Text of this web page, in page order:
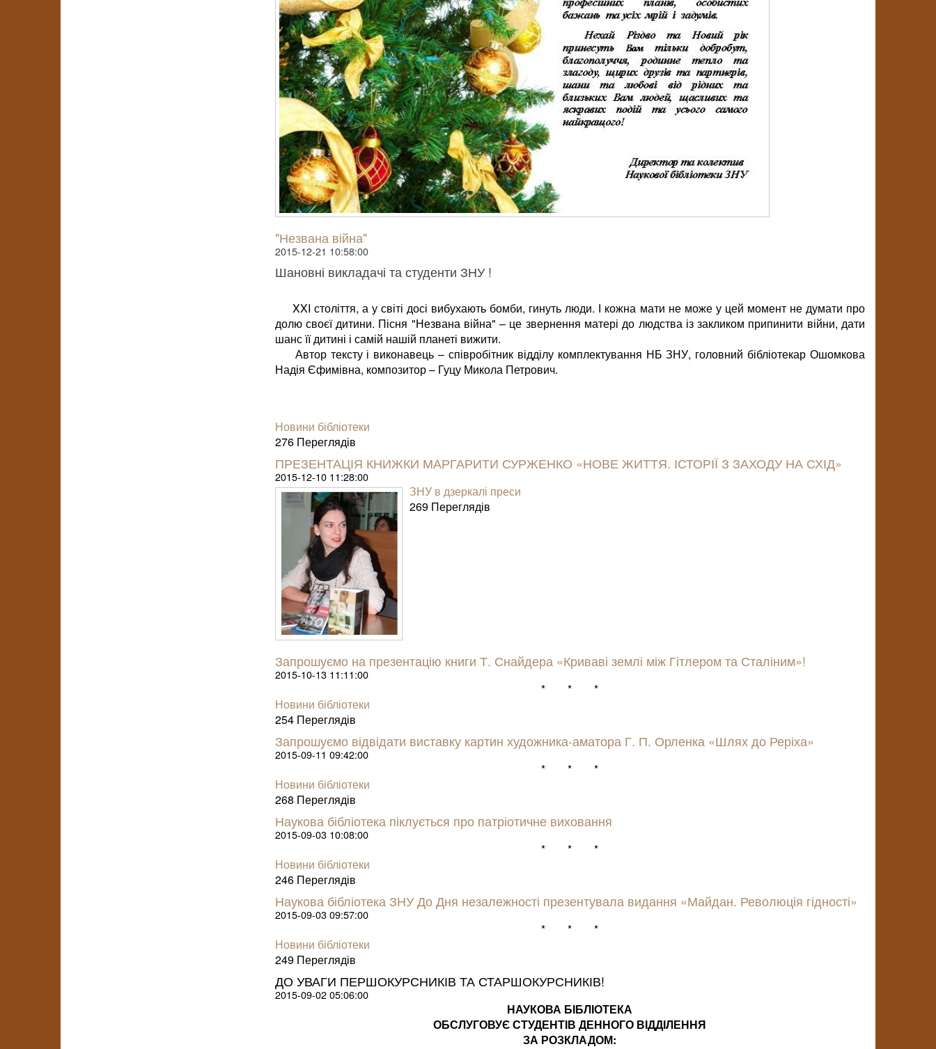
"Незвана війна"
2015-12-21 10:58:00
Шановні викладачі та студенти ЗНУ !
XXI століття, а у світі досі вибухають бомби, гинуть люди. І кожна мати не може у цей момент не думати про
долю своєї дитини. Пісня "Незвана війна" – це звернення матері до людства із закликом припинити війни, дати
шанс її дитині і самій нашій планеті вижити.
Автор тексту і виконавець – співробітник відділу комплектування НБ ЗНУ, головний бібліотекар Ошомкова
Надія Єфимівна, композитор – Гуцу Микола Петрович.
Новини бібліотеки
276 Пере­гля­дів
ПРЕЗЕНТАЦІЯ КНИЖКИ МАРГАРИТИ СУРЖЕНКО «НОВЕ ЖИТТЯ. ІСТОРІЇ З ЗАХОДУ НА СХІД»
2015-12-10 11:28:00
ЗНУ в дзеркалі преси
269 Пере­гля­дів
Запрошуємо на презентацію книги Т. Снайдера «Криваві землі між Гітлером та Сталіним»!
2015-10-13 11:11:00
* * *
Новини бібліотеки
254 Пере­гля­дів
Запрошуємо відвідати виставку картин художника-аматора Г. П. Орленка «Шлях до Реріха»
2015-09-11 09:42:00
* * *
Новини бібліотеки
268 Пере­гля­дів
Наукова бібліотека піклується про патріотичне виховання
2015-09-03 10:08:00
* * *
Новини бібліотеки
246 Пере­гля­дів
Наукова бібліотека ЗНУ До Дня незалежності презентувала видання «Майдан. Революція гідності»
2015-09-03 09:57:00
* * *
Новини бібліотеки
249 Пере­гля­дів
ДО УВАГИ ПЕРШОКУРСНИКІВ ТА СТАРШОКУРСНИКІВ!
2015-09-02 05:06:00
НАУКОВА БІБЛІОТЕКА
ОБСЛУГОВУЄ СТУДЕНТІВ ДЕННОГО ВІДДІЛЕННЯ
ЗА РОЗКЛАДОМ: